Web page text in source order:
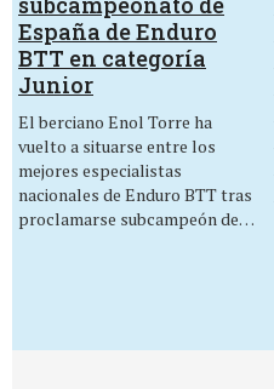
España de Enduro
BTT en categoría
Junior
El berciano Enol Torre ha
vuelto a situarse entre los
mejores especialistas
nacionales de Enduro BTT tras
proclamarse subcampeón de…